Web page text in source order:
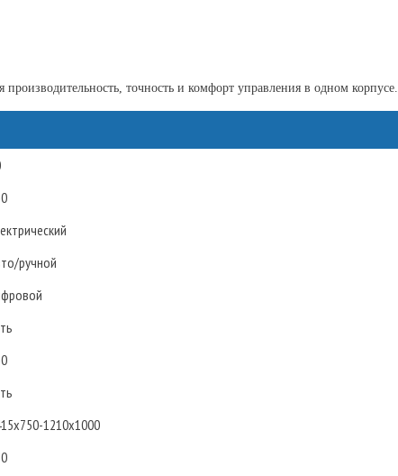
точность и комфорт управления в одном корпусе.
ручной
1210х1000